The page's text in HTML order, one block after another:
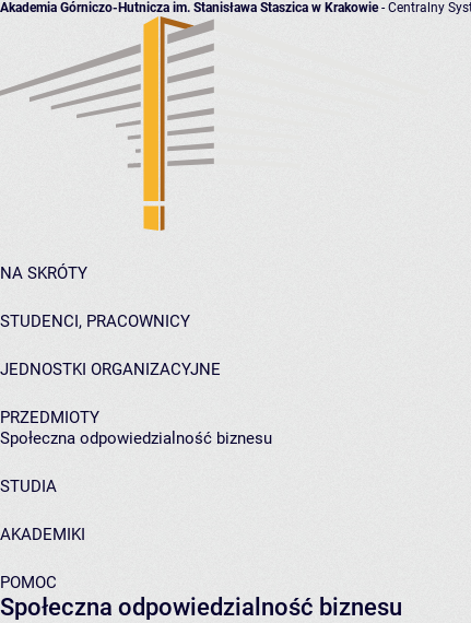
Akademia Górniczo-Hutnicza im. Stanisława Staszica w Krakowie- Centralny
NA SKRÓTY
STUDENCI, PRACOWNICY
JEDNOSTKI ORGANIZACYJNE
PRZEDMIOTY
Społeczna odpowiedzialność biznesu
STUDIA
AKADEMIKI
POMOC
Społeczna odpowiedzialność biznesu